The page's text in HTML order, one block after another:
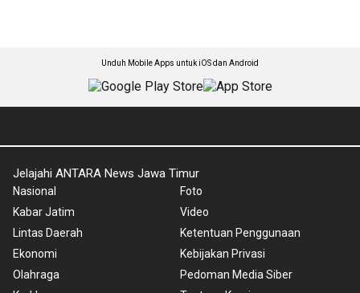
Unduh Mobile Apps untuk iOS dan Android
Jelajahi ANTARA News Jawa Timur
Nasional
Kabar Jatim
Lintas Daerah
Ekonomi
Olahraga
Foto
Video
Ketentuan Penggunaan
Kebijakan Privasi
Pedoman Media Siber